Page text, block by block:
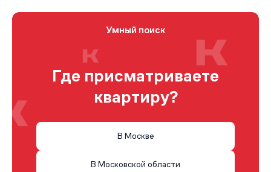
Умный поиск
Где присматриваете
квартиру?
В Москве
В Московской области